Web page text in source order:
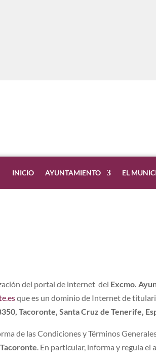
INICIO AYUNTAMIENTO EL
del portal de internet del Excmo.
que es un dominio de Internet de
Tacoronte, Santa Cruz de Tenerife,
de las Condiciones y Términos
. En particular, informa y regula